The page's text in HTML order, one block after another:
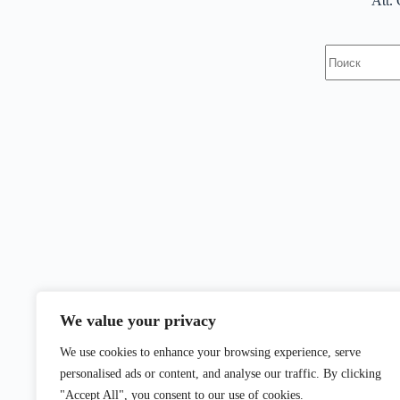
We value your privacy
We use cookies to enhance your browsing experience, serve
personalised ads or content, and analyse our traffic. By clicking
"Accept All", you consent to our use of cookies.
не
найдено